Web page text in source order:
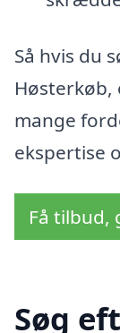
Så hvis du
mange
ekspertise
Få tilbud,
Søg